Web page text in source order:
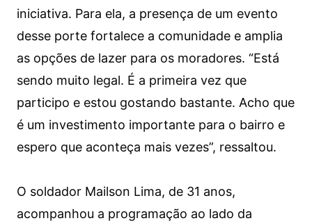
iniciativa. Para ela, a presença de um evento
desse porte fortalece a comunidade e amplia
as opções de lazer para os moradores. “Está
sendo muito legal. É a primeira vez que
participo e estou gostando bastante. Acho que
é um investimento importante para o bairro e
espero que aconteça mais vezes”, ressaltou.
O soldador Mailson Lima, de 31 anos,
acompanhou a programação ao lado da